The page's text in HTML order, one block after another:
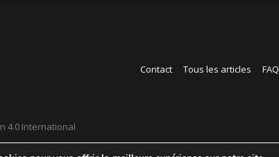
Contact Tous les articles FAQ
4.0 International